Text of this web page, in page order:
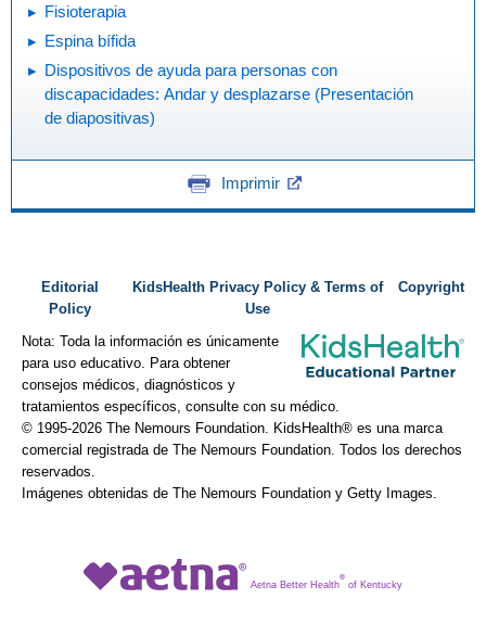
Fisioterapia
Espina bífida
Dispositivos de ayuda para personas con
discapacidades: Andar y desplazarse (Presentación
de diapositivas)
Imprimir
Editorial
Policy
KidsHealth Privacy Policy & Terms of
Use
Copyright
Nota: Toda la información es únicamente
para uso educativo. Para obtener
consejos médicos, diagnósticos y
tratamientos específicos, consulte con su médico.
© 1995-2026 The Nemours Foundation. KidsHealth® es una marca
comercial registrada de The Nemours Foundation. Todos los derechos
reservados.
Imágenes obtenidas de The Nemours Foundation y Getty Images.
Aetna Better Health
®
of Kentucky